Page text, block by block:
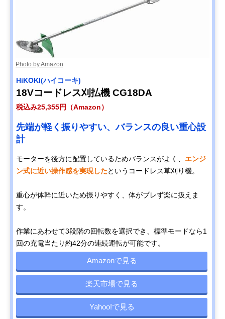
Photo by Amazon
HiKOKI(ハイコーキ)
18Vコードレス刈払機 CG18DA
税込み25,355円（Amazon）
先端が軽く振りやすい、バランスの良い重心設
計
モーターを後方に配置しているためバランスがよく、 エンジ
ン式に近い操作感を実現したというコードレス草刈り機。
重心が体幹に近いため振りやすく、体がブレず楽に扱えま
す。
作業にあわせて3段階の回転数を選択でき、標準モードなら1
回の充電当たり約42分の連続運転が可能です。
Amazonで見る
楽天市場で見る
Yahoo!で見る